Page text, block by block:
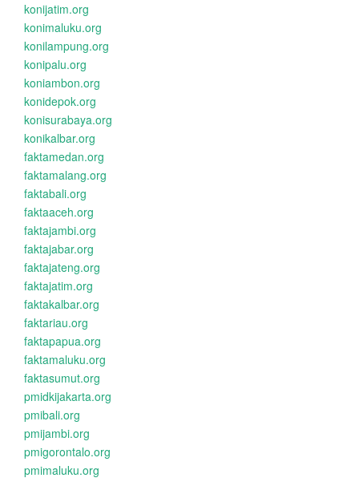
konijatim.org
konimaluku.org
konilampung.org
konipalu.org
koniambon.org
konidepok.org
konisurabaya.org
konikalbar.org
faktamedan.org
faktamalang.org
faktabali.org
faktaaceh.org
faktajambi.org
faktajabar.org
faktajateng.org
faktajatim.org
faktakalbar.org
faktariau.org
faktapapua.org
faktamaluku.org
faktasumut.org
pmidkijakarta.org
pmibali.org
pmijambi.org
pmigorontalo.org
pmimaluku.org